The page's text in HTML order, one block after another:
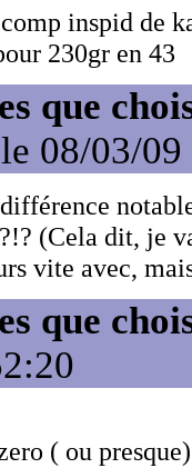
inspid de
230gr en 43
que
08/03/09
(Cela dit, je
vite avec,
que
( ou